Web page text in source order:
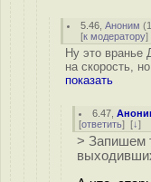
5.46 ,Аноним (
[к модератору]
Ну это вранье
на скорость,
показать
6.47 ,
[ответить] [↓]
> Запишем